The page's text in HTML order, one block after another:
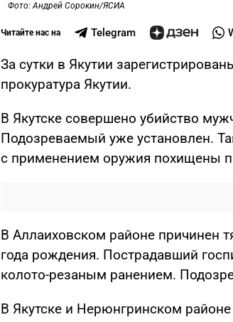
Фото: Андрей Сорокин/ЯСИА
Читайте нас на Telegram
За сутки в Якутии
прокуратура Якутии.
В Якутске совершено убийство
Подозреваемый уже установлен.
с применением оружия похищены
В Аллаиховском районе причинен
года рождения. Пострадавший
колото-резаным ранением.
В Якутске и Нерюнгринском